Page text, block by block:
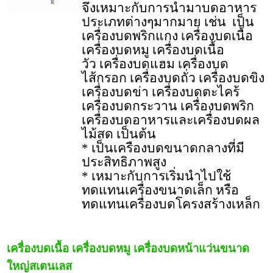
จึงเหมาะกับการนำมาบดอาหาร
ประเภทต่างๆมากมาย เช่น เป็น
เครื่องบดพริกแกง เครื่องบดเนื้อ
เครื่องบดหมู เครื่องบดเนื้อ
วัว เครื่องบดแฮม เครื่องบด
ไส้กรอก เครื่องบดถั่ว เครื่องบดขิง
เครื่องบดข่า เครื่องบดตะไคร้
เครื่องบดกระวาน เครื่องบดพริก
เครื่องบดอาหารและเครื่องบดผล
ไม้สด เป็นต้น
* เป็นเครืองบดขนาดกลางที่มี
ประสิทธิภาพสูง
* เหมาะกับการเริ่มนำไปใช้
ทดแทนเครื่องขนาดเล็ก หรือ
ทดแทนเครื่องบดโครงสร้างเหล็ก
เครื่องบดเนื้อ เครื่องบดหมู เครื่องบดหน้าแว่นขนาด
ใหญ่สเตนเลส